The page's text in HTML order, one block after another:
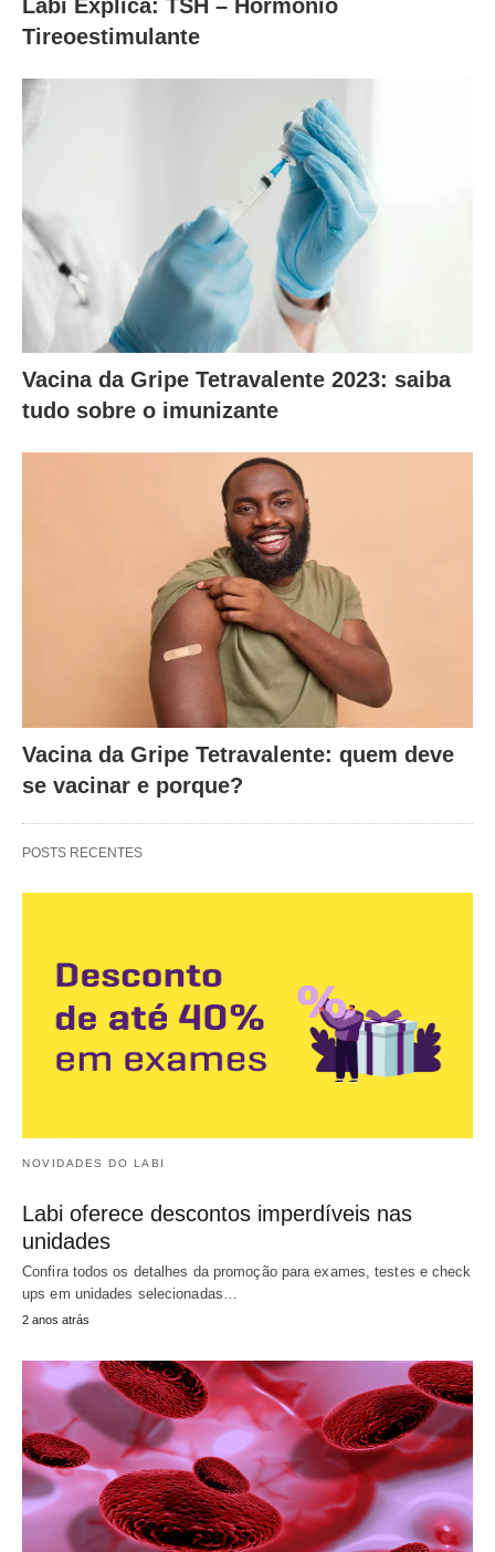
Labi Explica: TSH – Hormônio
Tireoestimulante
Vacina da Gripe Tetravalente 2023: saiba
tudo sobre o imunizante
Vacina da Gripe Tetravalente: quem deve
se vacinar e porque?
POSTS RECENTES
NOVIDADES DO LABI
Labi oferece descontos imperdíveis nas
unidades
Confira todos os detalhes da promoção para exames, testes e check
ups em unidades selecionadas…
2 anos atrás